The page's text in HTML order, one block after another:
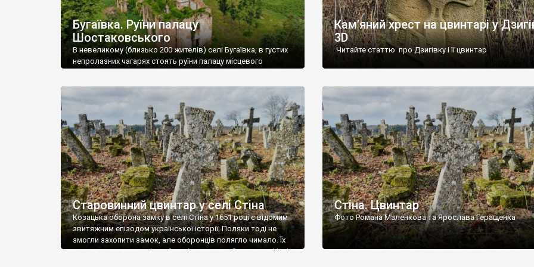
Бугаївка. Руїни палацу
Шостаковського
В невеликому (близько 200 жителів) селі Бугаївка, в густих
непролазних чагарях стоять руїни палацу місцевого
потім клуб, ще пізніше – гуртожиток. У 60-х роках минулого
століття тут розмістили туберкульозну лікарню. Коли із
палацу виїхала лікарня – ми точно не […]
Кам’яний хрест на цвинтарі у
3D
Читайте статтю про Дзигівку і її цвинтар
Старовинний цвинтар у селі Стіна
Козацька оборона замку в селі Стіна у 1651 році є відомим
звитяжним епізодом української історії. Поляки тоді не
змогли захопити замок, але оборонців полягло чимало. Їх
поховали на цвинтарі, який тоді називався Замковим. Нині
Стіна. Цвинтар
Фото Романа Маленкова та Ярослава Геращенка